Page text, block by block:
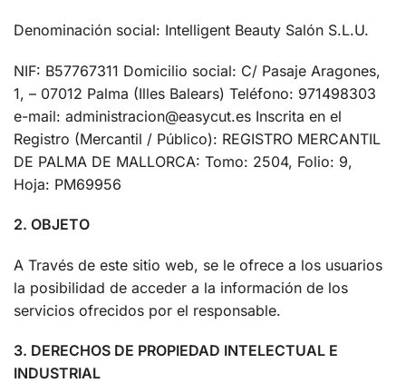
Denominación social: Intelligent Beauty Salón S.L.U.
NIF: B57767311 Domicilio social: C/ Pasaje Aragones,
1, – 07012 Palma (Illes Balears) Teléfono: 971498303
e-mail: administracion@easycut.es Inscrita en el
Registro (Mercantil / Público): REGISTRO MERCANTIL
DE PALMA DE MALLORCA: Tomo: 2504, Folio: 9,
Hoja: PM69956
2. OBJETO
A Través de este sitio web, se le ofrece a los usuarios
la posibilidad de acceder a la información de los
servicios ofrecidos por el responsable.
3. DERECHOS DE PROPIEDAD INTELECTUAL E
INDUSTRIAL